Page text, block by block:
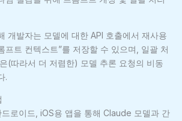
개발자는 모델에 대한 API 호출에서 재사용
프트 컨텍스트”를 저장할 수 있으며, 일괄 처
(따라서 더 저렴한) 모델 추론 요청의 비동
.
로이드, iOS용 앱을 통해 Claude 모델과 간